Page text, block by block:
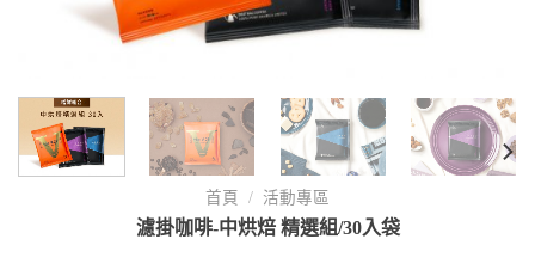
首頁 / 活動專區
濾掛咖啡-中烘焙 精選組/30入袋